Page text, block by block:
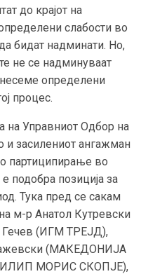
до крајот на
слабости во
бидат надминати. Но,
не се надминуваат
определени
процес.
на Управниот Одбор на
и засилениот ангажман
партиципирање во
подобра позиција за
Тука пред се сакам
м-р Анатол Кутревски
(ИГМ ТРЕЈД),
(МАКЕДОНИЈА
МОРИС СКОПЈЕ),